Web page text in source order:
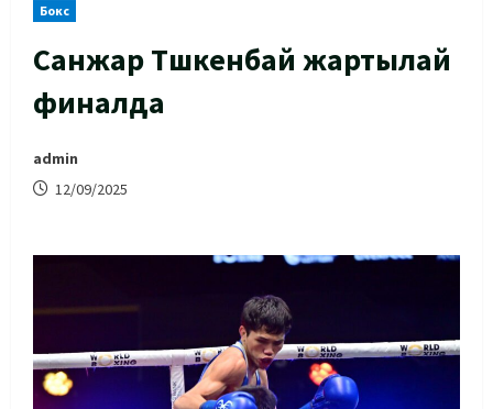
Бокс
Санжар Тәшкенбай жартылай
финалда
admin
12/09/2025